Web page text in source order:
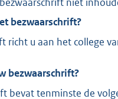
bezwaarschrift?
richt u aan het college
bezwaarschrift?
bevat tenminste de